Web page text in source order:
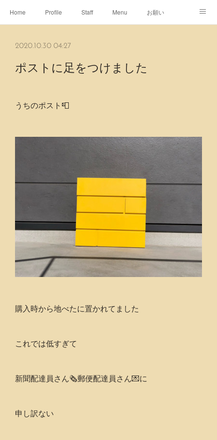
Home Profile Staff Menu お願い
2020.10.30 04:27
ポストに足をつけました
うちのポスト📮
購入時から地べたに置かれてました
これでは低すぎて
新聞配達員さん🗞郵便配達員さん💌に
申し訳ない